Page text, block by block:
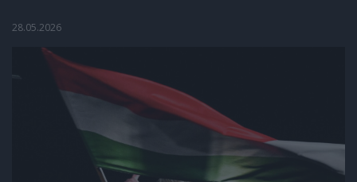
28.05.2026